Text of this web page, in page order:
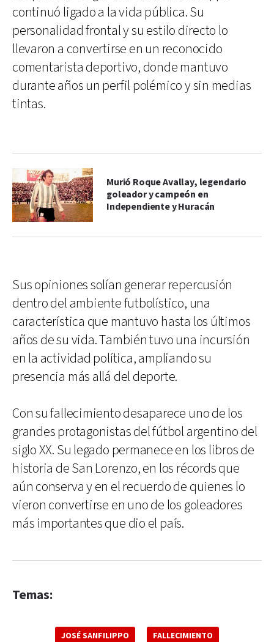
continuó ligado a la vida pública. Su
personalidad frontal y su estilo directo lo
llevaron a convertirse en un reconocido
comentarista deportivo, donde mantuvo
durante años un perfil polémico y sin medias
tintas.
Murió Roque Avallay, legendario
goleador y campeón en
Independiente y Huracán
Sus opiniones solían generar repercusión
dentro del ambiente futbolístico, una
característica que mantuvo hasta los últimos
años de su vida. También tuvo una incursión
en la actividad política, ampliando su
presencia más allá del deporte.
Con su fallecimiento desaparece uno de los
grandes protagonistas del fútbol argentino del
siglo XX. Su legado permanece en los libros de
historia de San Lorenzo, en los récords que
aún conserva y en el recuerdo de quienes lo
vieron convertirse en uno de los goleadores
más importantes que dio el país.
Temas:
JOSÉ SANFILIPPO FALLECIMIENTO